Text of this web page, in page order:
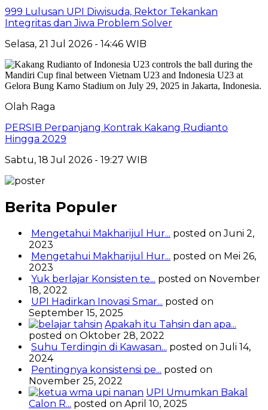
999 Lulusan UPI Diwisuda, Rektor Tekankan
Integritas dan Jiwa Problem Solver
Selasa, 21 Jul 2026 - 14:46 WIB
Olah Raga
PERSIB Perpanjang Kontrak Kakang Rudianto
Hingga 2029
Sabtu, 18 Jul 2026 - 19:27 WIB
Berita Populer
Mengetahui Makharijul Hur... posted on Juni 2,
2023
Mengetahui Makharijul Hur... posted on Mei 26,
2023
Yuk berlajar Konsisten te... posted on November
18, 2022
UPI Hadirkan Inovasi Smar... posted on
September 15, 2025
Apakah itu Tahsin dan apa...
posted on Oktober 28, 2022
Suhu Terdingin di Kawasan... posted on Juli 14,
2024
Pentingnya konsistensi pe... posted on
November 25, 2022
UPI Umumkan Bakal
Calon R... posted on April 10, 2025